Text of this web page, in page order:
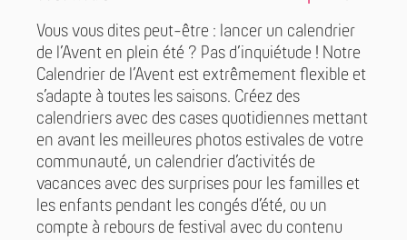
Vous vous dites peut-être : lancer un calendrier
de l’Avent en plein été ? Pas d’inquiétude ! Notre
Calendrier de l’Avent est extrêmement flexible et
s’adapte à toutes les saisons. Créez des
calendriers avec des cases quotidiennes mettant
en avant les meilleures photos estivales de votre
communauté, un calendrier d’activités de
vacances avec des surprises pour les familles et
les enfants pendant les congés d’été, ou un
compte à rebours de festival avec du contenu